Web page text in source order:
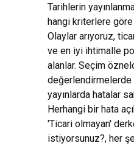
Tarihlerin
hangi kriterlere
Olaylar arıyoruz,
ve en iyi ihtimalle
alanlar. Seçim
değerlendirmelerde
yayınlarda hatalar
Herhangi bir hata
'Ticari olmayan'
istiyorsunuz?, her